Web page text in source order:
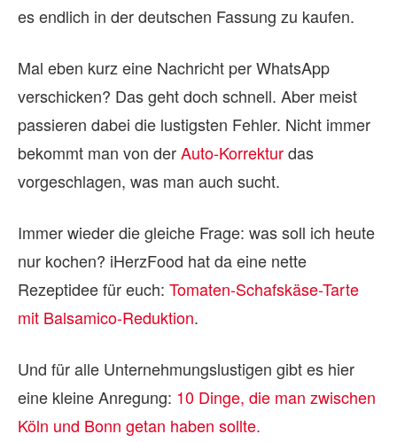
es endlich in der deutschen Fassung zu kaufen.
Mal eben kurz eine Nachricht per WhatsApp
verschicken? Das geht doch schnell. Aber meist
passieren dabei die lustigsten Fehler. Nicht immer
bekommt man von derAuto-Korrekturdas
vorgeschlagen, was man auch sucht.
Immer wieder die gleiche Frage: was soll ich heute
nur kochen? iHerzFood hat da eine nette
Rezeptidee für euch: Tomaten-Schafskäse-Tarte
mit Balsamico-Reduktion.
Und für alle Unternehmungslustigen gibt es hier
eine kleine Anregung: 10 Dinge, die man zwischen
Köln und Bonn getan haben sollte.